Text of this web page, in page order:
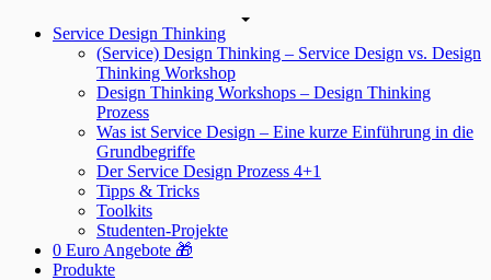
Service Design Thinking
(Service) Design Thinking – Service Design vs. Design
Thinking Workshop
Design Thinking Workshops – Design Thinking
Prozess
Was ist Service Design – Eine kurze Einführung in die
Grundbegriffe
Der Service Design Prozess 4+1
Tipps & Tricks
Toolkits
Studenten-Projekte
0 Euro Angebote 🎁
Produkte